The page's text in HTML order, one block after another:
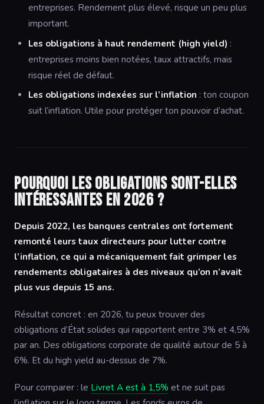
entreprises. Rendement plus élevé, risque un peu plus
important.
Les obligations à haut rendement (high yield) :
entreprises moins bien notées, taux attractifs, mais
risque réel de défaut.
Les obligations indexées sur l’inflation : ton coupon
suit l’inflation. Utile pour protéger ton pouvoir d’achat.
Pourquoi les obligations sont-elles
intéressantes en 2026 ?
Depuis 2022, les banques centrales ont fortement
remonté leurs taux directeurs pour lutter contre
l’inflation, ce qui a mécaniquement fait grimper les
rendements obligataires à des niveaux qu’on n’avait
plus vus depuis 15 ans.
Résultat concret : en 2026, tu peux trouver des
obligations d’État solides qui rapportent entre 3% et 4,5%
par an. Des obligations corporate de qualité autour de 5 à
6%. Et du high yield au-dessus de 7%.
Pour comparer : le Livret A est à 1,5% et ne suit pas